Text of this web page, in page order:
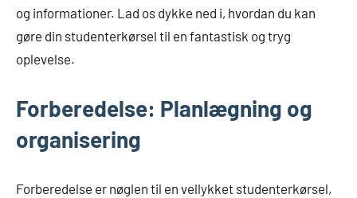
og informationer. Lad os dykke ned i, hvordan du kan
gøre din studenterkørsel til en fantastisk og tryg
oplevelse.
Forberedelse: Planlægning og
organisering
Forberedelse er nøglen til en vellykket studenterkørsel,